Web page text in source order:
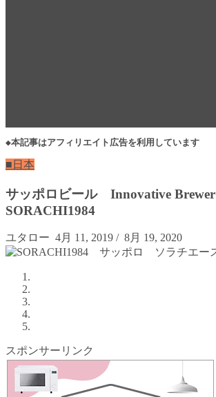
◆本記事はアフィリエイト広告を利用しています
■日本
サッポロビール Innovative Brewer
SORACHI1984
ユタロー 4月 11, 2019 / 8月 19, 2020
スポンサーリンク